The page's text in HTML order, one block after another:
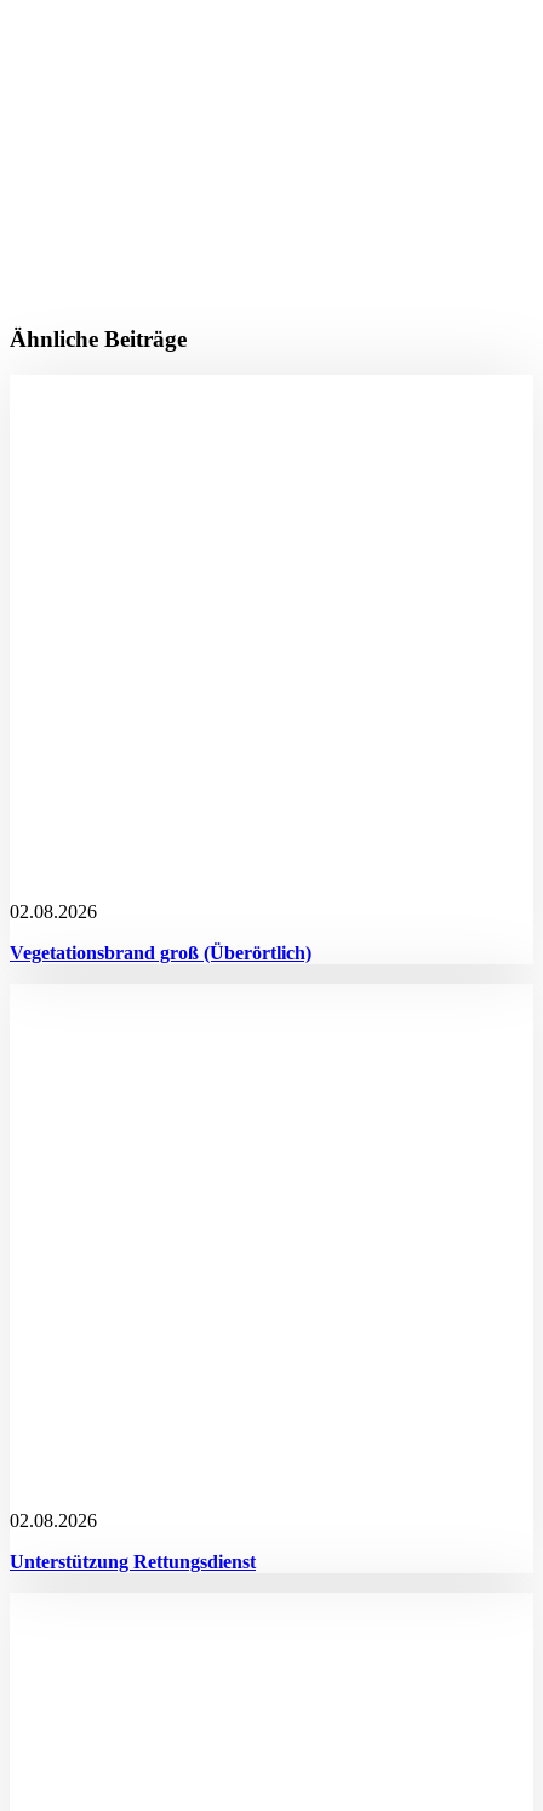
Ähnliche Beiträge
02.08.2026
Vegetationsbrand groß (Überörtlich)
02.08.2026
Unterstützung Rettungsdienst